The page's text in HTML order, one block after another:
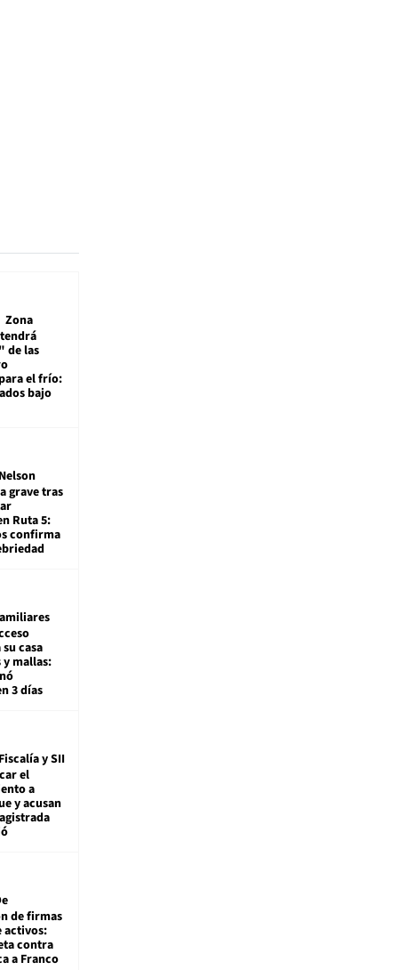
Zona
de las
el frío:
bajo
Nelson
grave tras
Ruta 5:
confirma
casa
mallas:
3 días
Fiscalía y SII
el
a
y acusan
de firmas
activos:
contra
a Franco